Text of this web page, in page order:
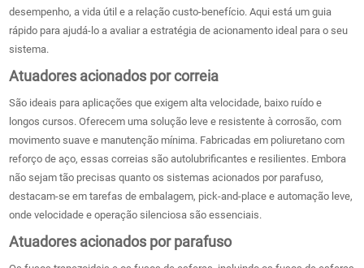
desempenho, a vida útil e a relação custo-benefício. Aqui está um guia
rápido para ajudá-lo a avaliar a estratégia de acionamento ideal para o seu
sistema.
Atuadores acionados por correia
São ideais para aplicações que exigem alta velocidade, baixo ruído e
longos cursos. Oferecem uma solução leve e resistente à corrosão, com
movimento suave e manutenção mínima. Fabricadas em poliuretano com
reforço de aço, essas correias são autolubrificantes e resilientes. Embora
não sejam tão precisas quanto os sistemas acionados por parafuso,
destacam-se em tarefas de embalagem, pick-and-place e automação leve,
onde velocidade e operação silenciosa são essenciais.
Atuadores acionados por parafuso